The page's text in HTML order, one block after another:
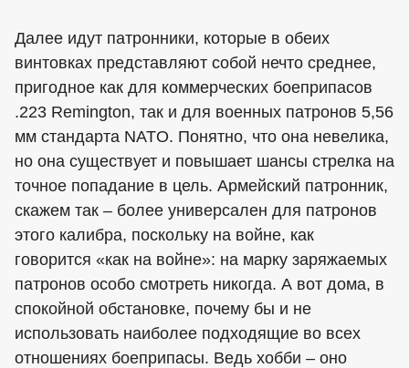
Далее идут патронники, которые в обеих
винтовках представляют собой нечто среднее,
пригодное как для коммерческих боеприпасов
.223 Remington, так и для военных патронов 5,56
мм стандарта NATO. Понятно, что она невелика,
но она существует и повышает шансы стрелка на
точное попадание в цель. Армейский патронник,
скажем так – более универсален для патронов
этого калибра, поскольку на войне, как
говорится «как на войне»: на марку заряжаемых
патронов особо смотреть никогда. А вот дома, в
спокойной обстановке, почему бы и не
использовать наиболее подходящие во всех
отношениях боеприпасы. Ведь хобби – оно